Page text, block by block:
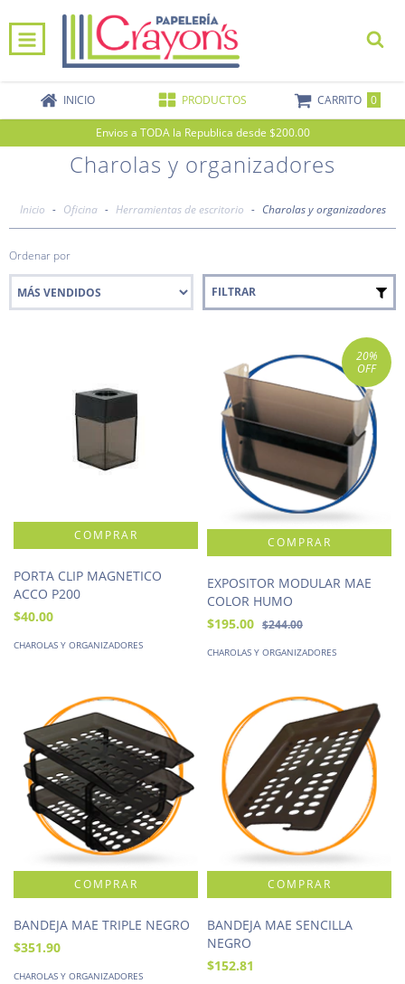
INICIO PRODUCTOS CARRITO 0
Envios a TODA la Republica desde $200.00
Charolas y organizadores
Inicio - Oficina - Herramientas de escritorio - Charolas y organizadores
Ordenar por
FILTRAR
PORTA CLIP MAGNETICO
ACCO P200
$40.00
CHAROLAS Y ORGANIZADORES
20%
OFF
EXPOSITOR MODULAR MAE
COLOR HUMO
$195.00 $244.00
CHAROLAS Y ORGANIZADORES
BANDEJA MAE TRIPLE NEGRO
$351.90
CHAROLAS Y ORGANIZADORES
BANDEJA MAE SENCILLA
NEGRO
$152.81